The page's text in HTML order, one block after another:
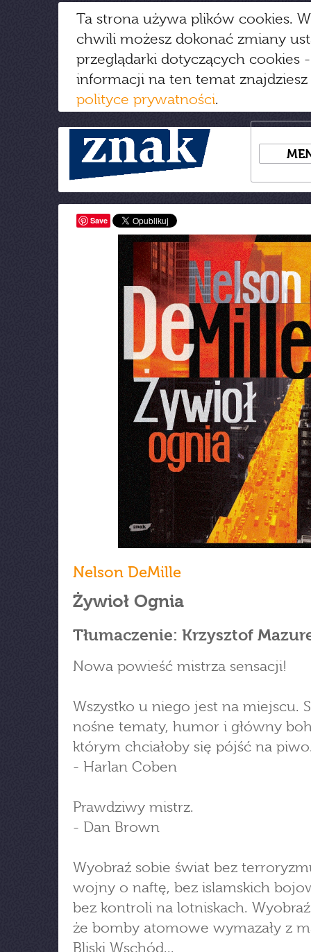
Ta strona używa plików cookies.
chwili możesz dokonać zmiany
przeglądarki dotyczących cookies
informacji na ten temat
polityce prywatności.
Save
Nelson DeMille
Żywioł Ognia
Tłumaczenie: Krzysztof
Nowa powieść mistrza sensacji!
Wszystko u niego jest na miejscu.
nośne tematy, humor i główny
którym chciałoby się pójść na
- Harlan Coben
Prawdziwy mistrz.
- Dan Brown
Wyobraź sobie świat bez
wojny o naftę, bez islamskich
bez kontroli na lotniskach.
że bomby atomowe wymazały z
Bliski Wschód...